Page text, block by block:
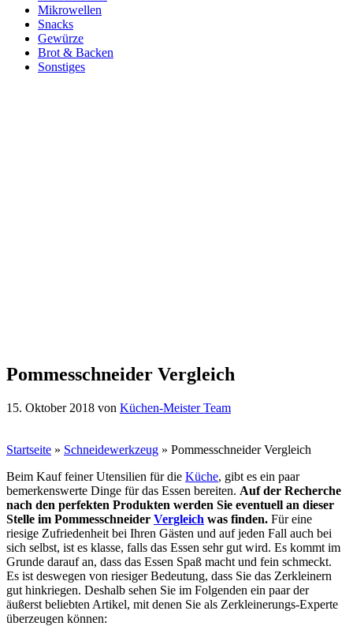
Mikrowellen
Snacks
Gewürze
Brot & Backen
Sonstiges
Pommesschneider Vergleich
15. Oktober 2018 von Küchen-Meister Team
Startseite » Schneidewerkzeug » Pommesschneider Vergleich
Beim Kauf feiner Utensilien für die Küche, gibt es ein paar
bemerkenswerte Dinge für das Essen bereiten. Auf der Recherche
nach den perfekten Produkten werden Sie eventuell an dieser
Stelle im Pommesschneider Vergleich was finden. Für eine
riesige Zufriedenheit bei Ihren Gästen und auf jeden Fall auch bei
sich selbst, ist es klasse, falls das Essen sehr gut wird. Es kommt im
Grunde darauf an, dass das Essen Spaß macht und fein schmeckt.
Es ist deswegen von riesiger Bedeutung, dass Sie das Zerkleinern
gut hinkriegen. Deshalb sehen Sie im Folgenden ein paar der
äußerst beliebten Artikel, mit denen Sie als Zerkleinerungs-Experte
überzeugen können: